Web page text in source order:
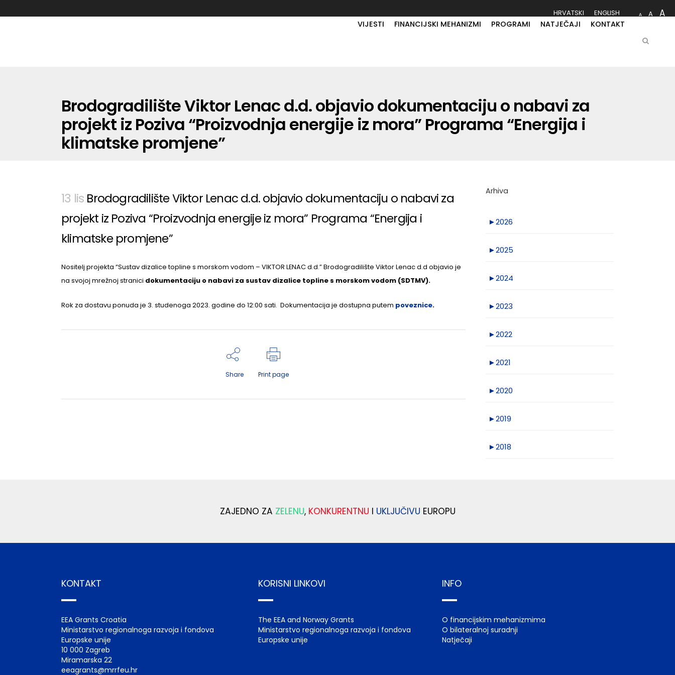
HRVATSKI ENGLISH A A A
VIJESTI FINANCIJSKI MEHANIZMI PROGRAMI NATJEČAJI KONTAKT
Brodogradilište Viktor Lenac d.d. objavio dokumentaciju o nabavi za
projekt iz Poziva “Proizvodnja energije iz mora” Programa “Energija i
klimatske promjene”
13 lis Brodogradilište Viktor Lenac d.d. objavio dokumentaciju o nabavi za
projekt iz Poziva “Proizvodnja energije iz mora” Programa “Energija i
klimatske promjene”
Nositelj projekta “Sustav dizalice topline s morskom vodom – VIKTOR LENAC d.d.” Brodogradilište Viktor Lenac d.d objavio je
na svojoj mrežnoj stranici dokumentaciju o nabavi za sustav dizalice topline s morskom vodom (SDTMV).
Rok za dostavu ponuda je 3. studenoga 2023. godine do 12:00 sati. Dokumentacija je dostupna putem poveznice.
Share Print page
Arhiva
►2026
►2025
►2024
►2023
►2022
►2021
►2020
►2019
►2018
ZAJEDNO ZA ZELENU, KONKURENTNU I UKLJUČIVU EUROPU
KONTAKT
EEA Grants Croatia
Ministarstvo regionalnoga razvoja i fondova
Europske unije
10 000 Zagreb
Miramarska 22
eeagrants@mrrfeu.hr
KORISNI LINKOVI
The EEA and Norway Grants
Ministarstvo regionalnoga razvoja i fondova
Europske unije
INFO
O financijskim mehanizmima
O bilateralnoj suradnji
Natječaji